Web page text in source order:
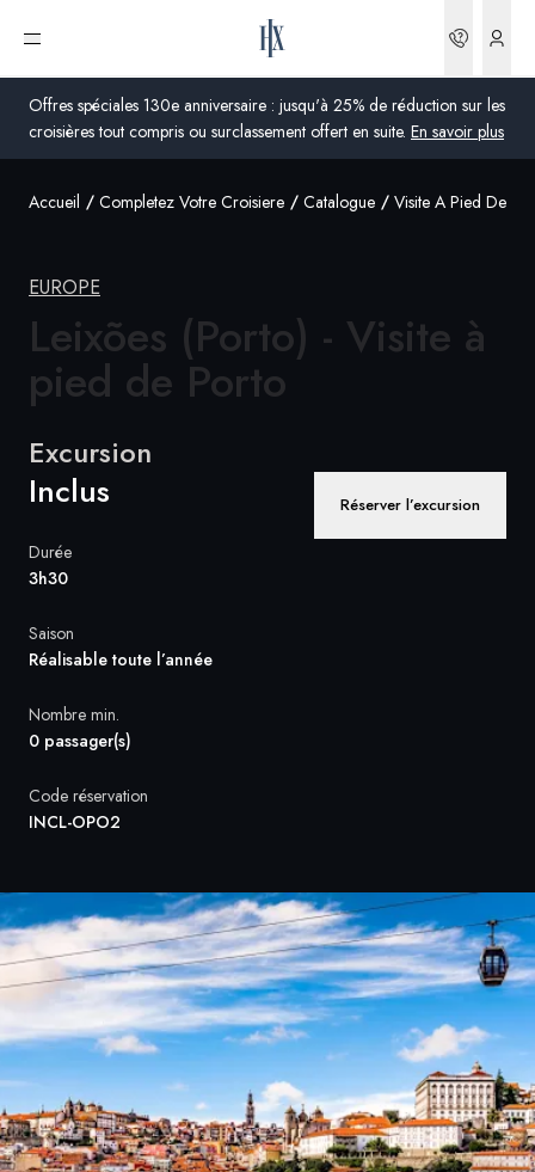
Offres spéciales 130e anniversaire : jusqu'à 25% de réduction sur les
croisières tout compris ou surclassement offert en suite. En savoir plus
Ouvrir le menu
Royaume-Uni
États-Unis
Danemark
Global
Accueil Completez Votre Croisiere Catalogue Visite A Pied De
EUROPE
Leixões (Porto) - Visite à
pied de Porto
Excursion
Inclus Réserver l’excursion
Durée
3h30
Saison
Réalisable toute l’année
Nombre min.
0 passager(s)
Code réservation
INCL-OPO2